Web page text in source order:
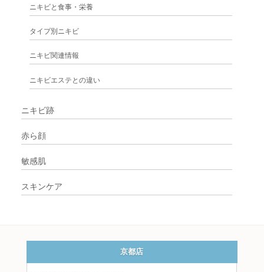
ニキビと食事・栄養
タイプ別ニキビ
ニキビ関連情報
ニキビエステとの違い
ニキビ跡
赤ら顔
敏感肌
スキンケア
京都店